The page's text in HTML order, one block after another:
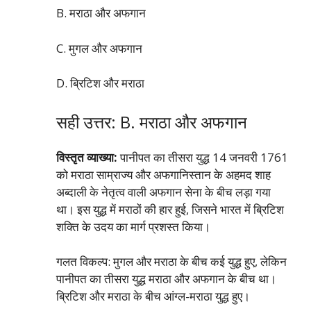
B. मराठा और अफगान
C. मुगल और अफगान
D. ब्रिटिश और मराठा
सही उत्तर: B. मराठा और अफगान
विस्तृत व्याख्या:पानीपत का तीसरा युद्ध 14 जनवरी 1761
को मराठा साम्राज्य और अफगानिस्तान के अहमद शाह
अब्दाली के नेतृत्व वाली अफगान सेना के बीच लड़ा गया
था। इस युद्ध में मराठों की हार हुई, जिसने भारत में ब्रिटिश
शक्ति के उदय का मार्ग प्रशस्त किया।
गलत विकल्प: मुगल और मराठा के बीच कई युद्ध हुए, लेकिन
पानीपत का तीसरा युद्ध मराठा और अफगान के बीच था।
ब्रिटिश और मराठा के बीच आंग्ल-मराठा युद्ध हुए।